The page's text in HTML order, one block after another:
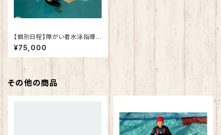
【個別日程】障がい者水泳指導
員養成研修 初級・中級おまと
めコース
¥75,000
その他の商品